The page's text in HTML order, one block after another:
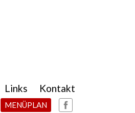
Links Kontakt
MENÜPLAN